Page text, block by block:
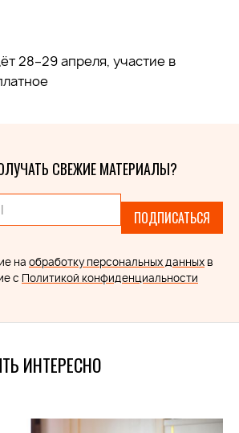
28–29 апреля, участие в
СВЕЖИЕ МАТЕРИАЛЫ?
ПОДПИСАТЬСЯ
на обработку персональных данных в
с Политикой конфиденциальности
ИНТЕРЕСНО